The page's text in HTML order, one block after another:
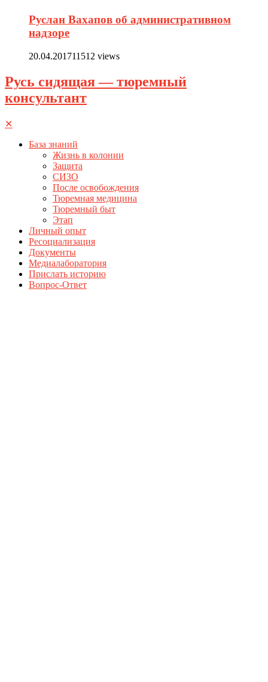
Руслан Вахапов об административном
надзоре
20.04.201711512 views
Русь сидящая — тюремный
консультант
✕
База знаний
Жизнь в колонии
Защита
СИЗО
После освобождения
Тюремная медицина
Тюремный быт
Этап
Личный опыт
Ресоциализация
Документы
Медиалаборатория
Прислать историю
Вопрос-Ответ